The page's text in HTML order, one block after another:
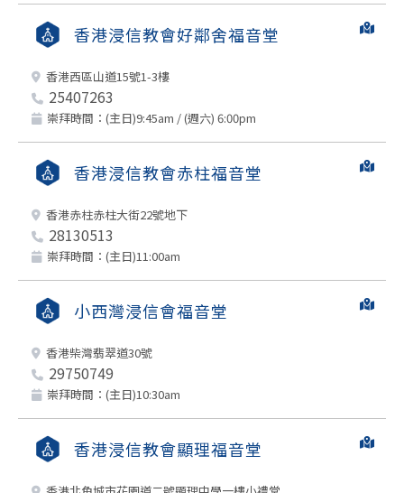
香港浸信教會好鄰舍福音堂
香港西區山道15號1-3樓
25407263
崇拜時間：(主日)9:45am / (週六) 6:00pm
香港浸信教會赤柱福音堂
香港赤柱赤柱大街22號地下
28130513
崇拜時間：(主日)11:00am
小西灣浸信會福音堂
香港柴灣翡翠道30號
29750749
崇拜時間：(主日)10:30am
香港浸信教會顯理福音堂